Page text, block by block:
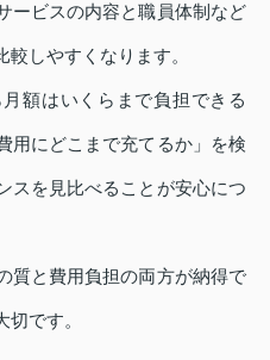
ービスの内容と職員体制など
しやすくなります。
額はいくらまで負担できる
用にどこまで充てるか」を検
スを見比べることが安心につ
質と費用負担の両方が納得で
です。